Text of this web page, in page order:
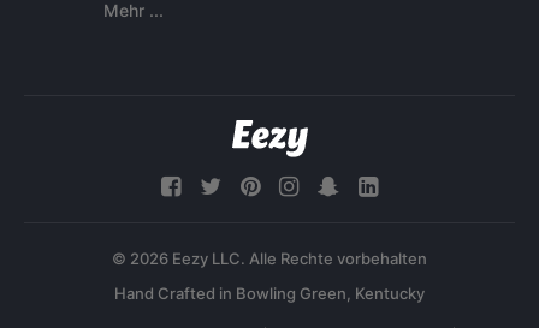
Mehr ...
© 2026 Eezy LLC. Alle Rechte vorbehalten